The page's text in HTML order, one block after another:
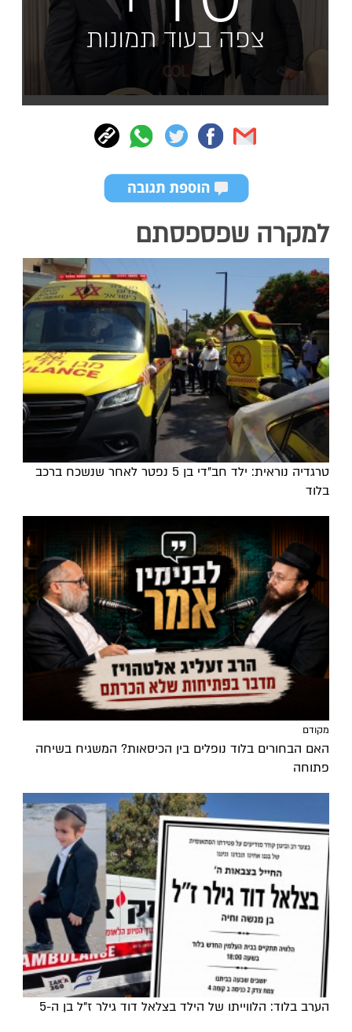
צפה בעוד תמונות
למקרה שפספסתם
טרגדיה נוראית: ילד חב"די בן 5 נפטר לאחר שנשכח ברכב
בלוד
מקודם
האם הבחורים בלוד נופלים בין הכיסאות? המשגיח בשיחה
פתוחה
הערב בלוד: הלווייתו של הילד בצלאל דוד גילר ז"ל בן ה-5